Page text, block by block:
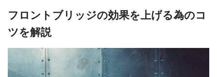
フロントブリッジの効果を上げる為のコ
ツを解説